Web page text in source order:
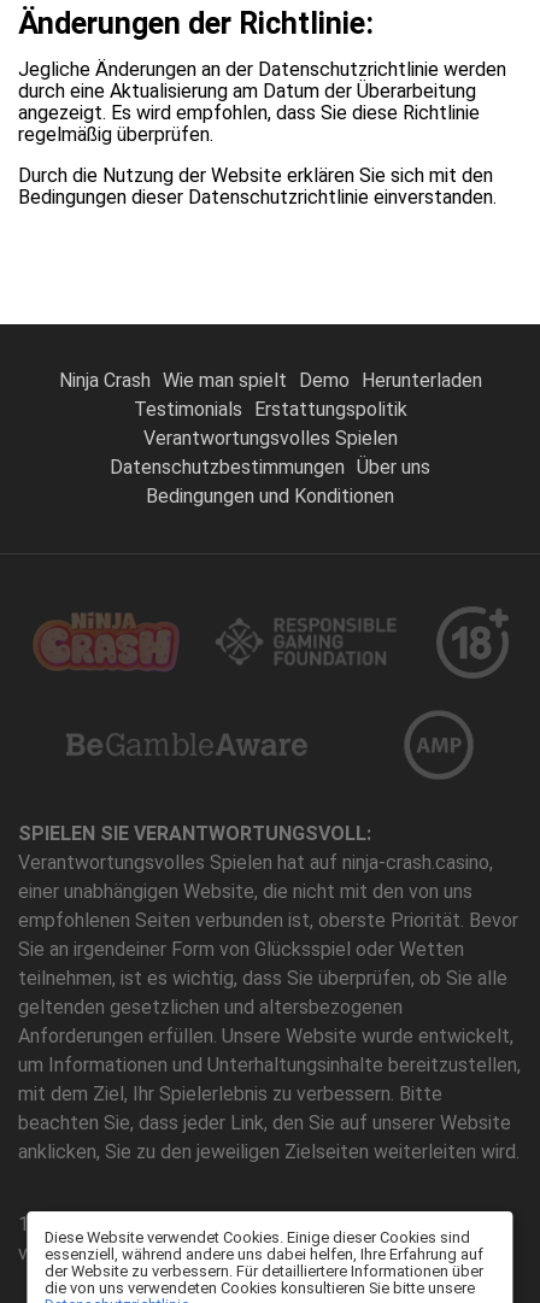
Änderungen der Richtlinie:
Jegliche Änderungen an der Datenschutzrichtlinie werden
durch eine Aktualisierung am Datum der Überarbeitung
angezeigt. Es wird empfohlen, dass Sie diese Richtlinie
regelmäßig überprüfen.
Durch die Nutzung der Website erklären Sie sich mit den
Bedingungen dieser Datenschutzrichtlinie einverstanden.
Ninja Crash Wie man spielt Demo
Herunterladen
Testimonials
Erstattungspolitik
Verantwortungsvolles Spielen
Datenschutzbestimmungen Über uns
Bedingungen und Konditionen
SPIELEN SIE VERANTWORTUNGSVOLL:
Verantwortungsvolles Spielen hat auf ninja-crash.casino,
einer unabhängigen Website, die nicht mit den von uns
empfohlenen Seiten verbunden ist, oberste Priorität. Bevor
Sie an irgendeiner Form von Glücksspiel oder Wetten
teilnehmen, ist es wichtig, dass Sie überprüfen, ob Sie alle
geltenden gesetzlichen und altersbezogenen
Anforderungen erfüllen. Unsere Website wurde entwickelt,
um Informationen und Unterhaltungsinhalte bereitzustellen,
mit dem Ziel, Ihr Spielerlebnis zu verbessern. Bitte
beachten Sie, dass jeder Link, den Sie auf unserer Website
anklicken, Sie zu den jeweiligen Zielseiten weiterleiten wird.
18+ | BeGambleAware.org | Bitte spielen Sie
verantwortungsbewusst
Diese Website verwendet Cookies. Einige dieser Cookies sind
essenziell, während andere uns dabei helfen, Ihre Erfahrung auf
der Website zu verbessern. Für detailliertere Informationen über
die von uns verwendeten Cookies konsultieren Sie bitte unsere